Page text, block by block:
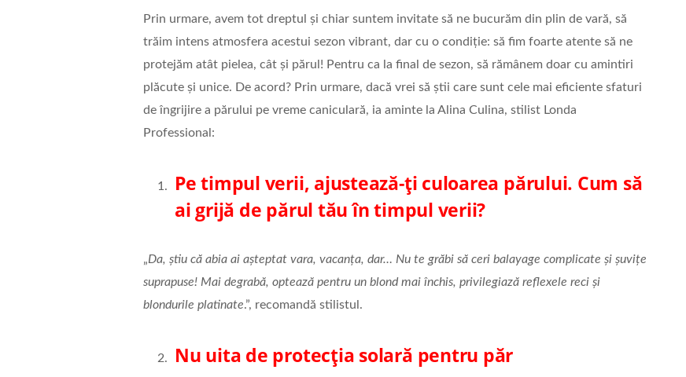
Prin urmare, avem tot dreptul și chiar suntem invitate să ne bucurăm din plin de vară, să
trăim intens atmosfera acestui sezon vibrant, dar cu o condiție: să fim foarte atente să ne
protejăm atât pielea, cât și părul! Pentru ca la final de sezon, să rămânem doar cu amintiri
plăcute și unice. De acord? Prin urmare, dacă vrei să știi care sunt cele mai eficiente sfaturi
de îngrijire a părului pe vreme caniculară, ia aminte la Alina Culina, stilist Londa
Professional:
Pe timpul verii, ajustează-ți culoarea părului. Cum să
ai grijă de părul tău în timpul verii?
„Da, știu că abia ai așteptat vara, vacanța, dar… Nu te grăbi să ceri balayage complicate și șuvițe
suprapuse! Mai degrabă, optează pentru un blond mai închis, privilegiază reflexele reci și
blondurile platinate.”, recomandă stilistul.
Nu uita de protecția solară pentru păr